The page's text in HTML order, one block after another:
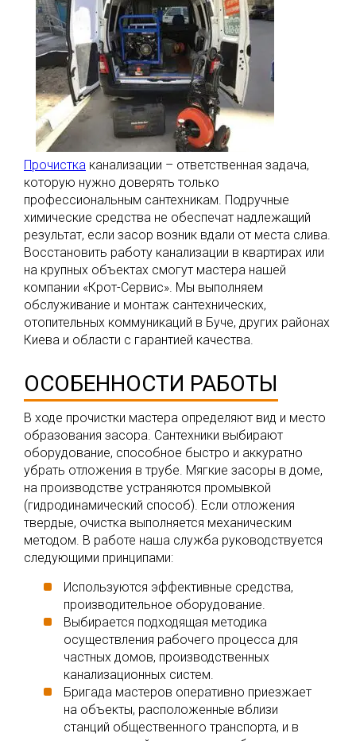
Прочистка канализации – ответственная задача,
которую нужно доверять только
профессиональным сантехникам. Подручные
химические средства не обеспечат надлежащий
результат, если засор возник вдали от места слива.
Восстановить работу канализации в квартирах или
на крупных объектах смогут мастера нашей
компании «Крот-Сервис». Мы выполняем
обслуживание и монтаж сантехнических,
отопительных коммуникаций в Буче, других районах
Киева и области с гарантией качества.
ОСОБЕННОСТИ РАБОТЫ
В ходе прочистки мастера определяют вид и место
образования засора. Сантехники выбирают
оборудование, способное быстро и аккуратно
убрать отложения в трубе. Мягкие засоры в доме,
на производстве устраняются промывкой
(гидродинамический способ). Если отложения
твердые, очистка выполняется механическим
методом. В работе наша служба руководствуется
следующими принципами:
Используются эффективные средства,
производительное оборудование.
Выбирается подходящая методика
осуществления рабочего процесса для
частных домов, производственных
канализационных систем.
Бригада мастеров оперативно приезжает
на объекты, расположенные вблизи
станций общественного транспорта, и в